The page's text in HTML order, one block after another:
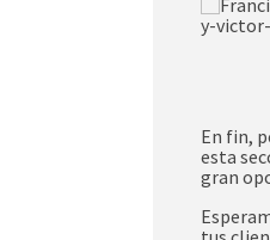
En fin,
esta
gran